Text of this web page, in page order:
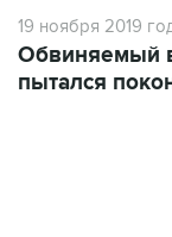
19 ноября 2019
Обвиняемый
пытался